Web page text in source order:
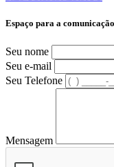
Espaço para a
Seu nome
Seu e-mail
Seu Telefone
Mensagem